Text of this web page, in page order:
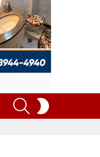
SEARCH